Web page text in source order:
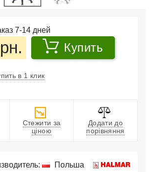
7-14 дней
Купить
в 1 клик
Стежити за
ціною
Додати до
порівняння
Польша